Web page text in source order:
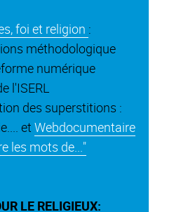
foi et religion :
méthodologique
numérique
l'ISERL
des superstitions :
et Webdocumentaire
les mots de..."
LE RELIGIEUX: